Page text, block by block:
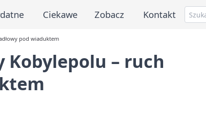
Ciekawe Zobacz Kontakt
pod wiaduktem
– ruch